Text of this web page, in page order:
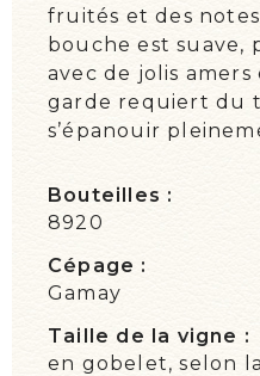
fruités et des notes
bouche est suave,
avec de jolis amers
garde requiert du
s’épanouir
Bouteilles :
8920
Cépage :
Gamay
Taille de la vigne :
en gobelet, selon